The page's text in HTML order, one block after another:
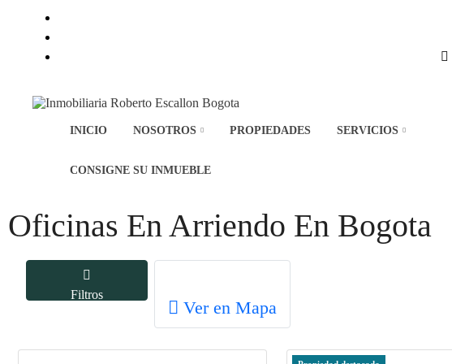
INICIO NOSOTROS PROPIEDADES SERVICIOS
CONSIGNE SU INMUEBLE
Oficinas En Arriendo En Bogota
Filtros
Ver en Mapa